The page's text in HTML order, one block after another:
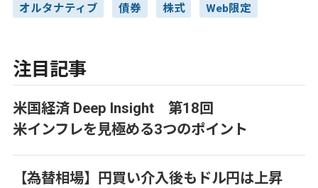
オルタナティブ 債券 株式 Web限定
注目記事
米国経済 Deep Insight 第18回
米インフレを見極める3つのポイント
【為替相場】円買い介入後もドル円は上昇